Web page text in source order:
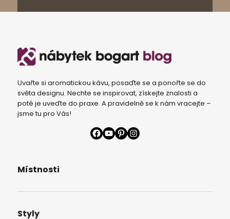
Uvařte si aromatickou kávu, posaďte se a ponořte se do
světa designu. Nechte se inspirovat, získejte znalosti a
poté je uveďte do praxe. A pravidelně se k nám vracejte –
jsme tu pro Vás!
Facebook
YouTube
Pinterest
Instagram
Místnosti
Styly